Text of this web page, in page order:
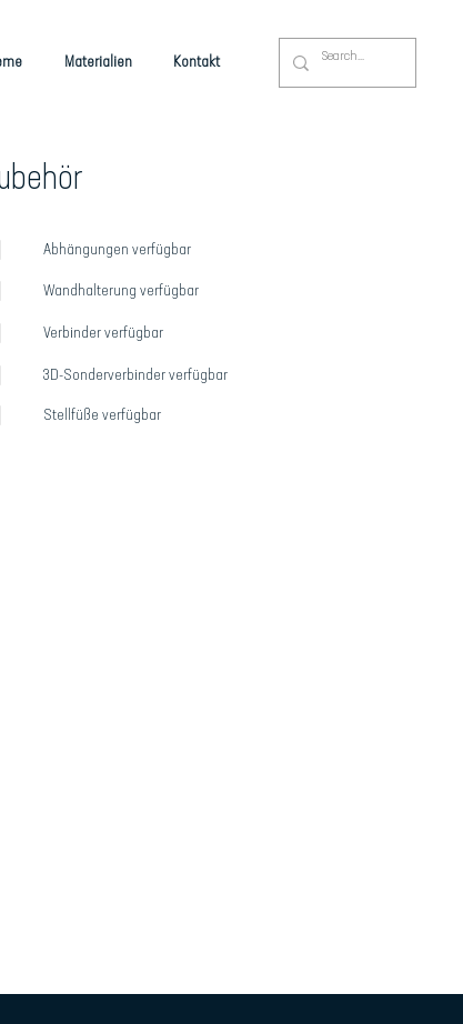
Materialien Kontakt
Abhängungen verfügbar
Wandhalterung verfügbar
Verbinder verfügbar
3D-Sonderverbinder verfügbar
Stellfüße verfügbar